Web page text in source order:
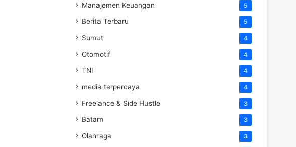
Manajemen Keuangan 5
Berita Terbaru 5
Sumut 4
Otomotif 4
TNI 4
media terpercaya 4
Freelance & Side Hustle 3
Batam 3
Olahraga 3